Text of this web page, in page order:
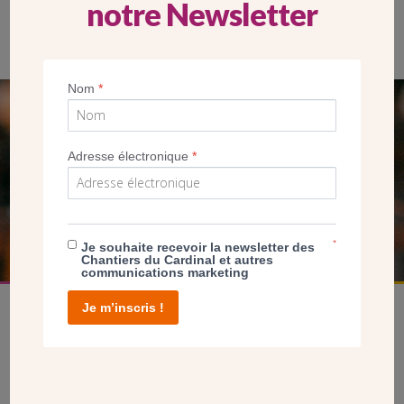
SEUL VOTRE DON
NOUS PERMET D’AGIR
FAIRE UN DON
notre Newsletter
Nom*
Adresse électronique*
Je souhaite recevoir la newsletter des
Chantiers du Cardinal et autres
communications marketing
*
Je m’inscris !